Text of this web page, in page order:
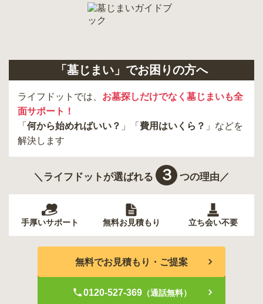
「墓じまい」でお困りの方へ
ライフドットでは、 お墓探しだけでなく墓じまいも全
面サポート！
「 何から始めればいい？ 」「 費用はいくら？ 」などを
解決します
＼ライフドットが選ばれる ３ つの理由／
手厚いサポート 無料お見積もり 立ち会い不要
無料でお見積もり・ご提案
0120-527-369（通話無料）